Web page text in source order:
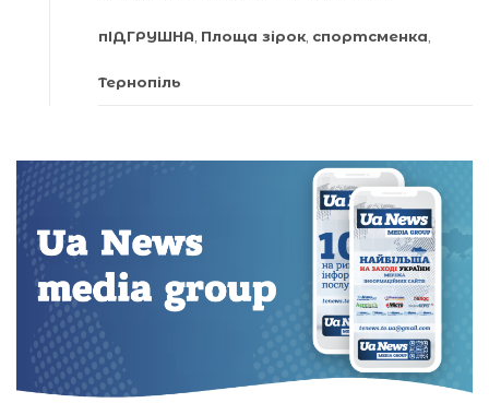
пІДГРУШНА Площа зірок спортсменка
Тернопіль